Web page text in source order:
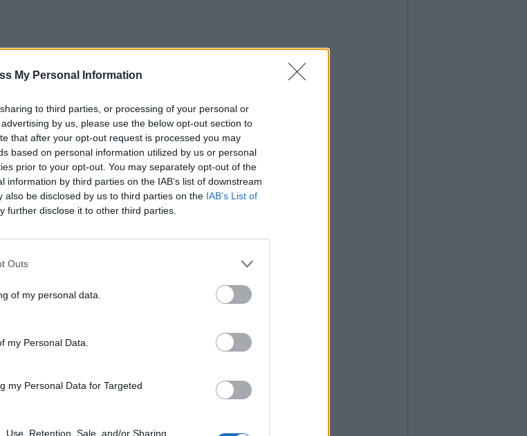
My Personal Information
to third parties, or processing of your personal or
by us, please use the below opt-out section to
that after your opt-out request is processed you may
based on personal information utilized by us or personal
prior to your opt-out. You may separately opt-out of the
information by third parties on the IAB’s list of downstream
also be disclosed by us to third parties on the IAB’s List of
further disclose it to other third parties.
Outs
of my personal data.
my Personal Data.
my Personal Data for Targeted
Use, Retention, Sale, and/or Sharing
25 Settembre 2024
Tutti gli eventi
di